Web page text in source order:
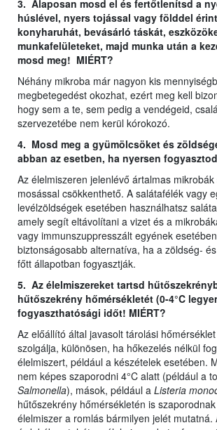
3. Alaposan mosd el és fertőtlenítsd a
húslével, nyers tojással vagy földdel
konyharuhát, bevásárló táskát,
munkafelületeket, majd munka után a
mosd meg! MIÉRT?
Néhány mikroba már nagyon kis
megbetegedést okozhat, ezért meg kell
hogy sem a te, sem pedig a vendégeid,
szervezetébe nem kerül kórokozó.
4. Mosd meg a gyümölcsöket és
abban az esetben, ha nyersen
Az élelmiszeren jelenlévő ártalmas
mosással csökkenthető. A salátafélék vagy
levélzöldségek esetében használhatsz
amely segít eltávolítani a vizet és a
vagy immunszuppresszált egyének
biztonságosabb alternatíva, ha a zöldség-
főtt állapotban fogyasztják.
5. Az élelmiszereket tartsd
hűtőszekrény hőmérsékletét (0-4°C
fogyaszthatósági időt! MIÉRT?
Az előállító által javasolt tárolási
szolgálja, különösen, ha hőkezelés nélkül
élelmiszert, például a készételek esetében.
nem képes szaporodni 4°C alatt (például a
Salmonella), mások, például a Listeria
hűtőszekrény hőmérsékletén is
élelmiszer a romlás bármilyen jelét mutatná.